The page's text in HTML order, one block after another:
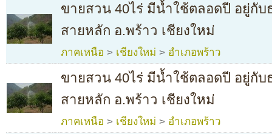
ขายสวน 40ไร่ มีน้ำใช้ตลอดปี อยู่กั
สายหลัก อ.พร้าว เชียงใหม่
ภาคเหนือ > เชียงใหม่ > อำเภอพร้าว
ขายสวน 40ไร่ มีน้ำใช้ตลอดปี อยู่กั
สายหลัก อ.พร้าว เชียงใหม่
ภาคเหนือ > เชียงใหม่ > อำเภอพร้าว